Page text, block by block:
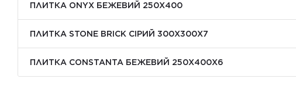
ПЛИТКА ONYX БЕЖЕВИЙ 250X400
ПЛИТКА STONE BRICK СІРИЙ 300Х300X7
ПЛИТКА CONSTANTA БЕЖЕВИЙ 250Х400X6